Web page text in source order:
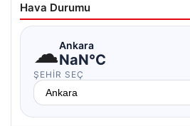
Hava Durumu
☁Ankara
NaN°C
ŞEHIR SEÇ